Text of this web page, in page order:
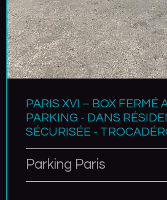
PARIS XVI – BOX FERMÉ
PARKING - DANS
SÉCURISÉE -
Parking Paris